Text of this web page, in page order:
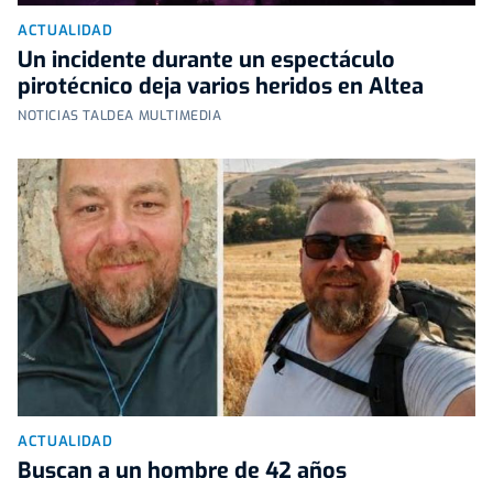
ACTUALIDAD
Un incidente durante un espectáculo
pirotécnico deja varios heridos en Altea
NOTICIAS TALDEA MULTIMEDIA
ACTUALIDAD
Buscan a un hombre de 42 años